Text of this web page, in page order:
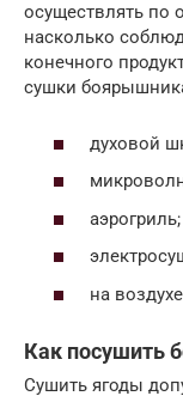
осуществлять по
насколько
конечного
сушки
духовой
аэрогриль;
на
Как посушить
Сушить ягоды